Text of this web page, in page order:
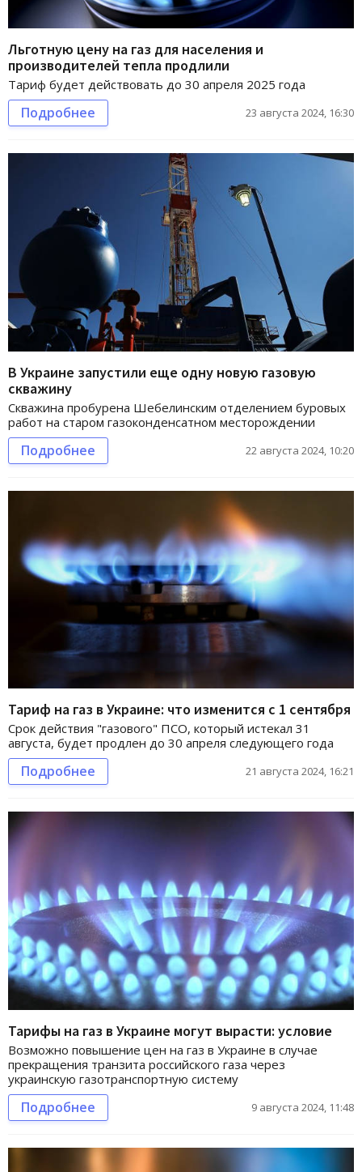
Льготную цену на газ для населения и
производителей тепла продлили
Тариф будет действовать до 30 апреля 2025 года
Подробнее 23 августа 2024, 16:30
В Украине запустили еще одну новую газовую
скважину
Скважина пробурена Шебелинским отделением буровых
работ на старом газоконденсатном месторождении
Подробнее 22 августа 2024, 10:20
Тариф на газ в Украине: что изменится с 1 сентября
Срок действия "газового" ПСО, который истекал 31
августа, будет продлен до 30 апреля следующего года
Подробнее 21 августа 2024, 16:21
Тарифы на газ в Украине могут вырасти: условие
Возможно повышение цен на газ в Украине в случае
прекращения транзита российского газа через
украинскую газотранспортную систему
Подробнее 9 августа 2024, 11:48